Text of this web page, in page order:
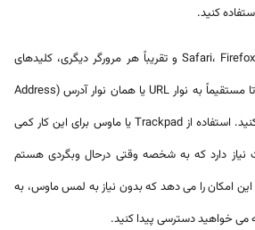
کنید.
هنگام استفاده از Safari، Firefox، Chrome و تقریباً هر مرورگر دیگری، کلیدهای
Command+L را فشار دهید تا مستقیماً به نوار URL یا همان نوار آدرس (Address
Bar) بروید و شروع به تایپ کنید. استفاده از Trackpad یا ماوس برای این کار کمی
دارد که به شخصه وقتی درحال وبگردی هستم
این امکان را می دهد که بدون نیاز به لمس ماوس، به
می خواهید دسترسی پیدا کنید.